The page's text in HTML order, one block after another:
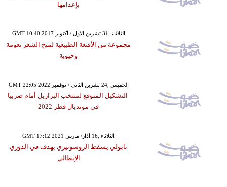
بإعدامها
GMT 10:40 2017 الثلاثاء ,31 تشرين الأول / أكتوبر
مجموعة من الأقنعة الطبيعية لمنح الشعر نعومة
وحيوية
GMT 22:05 2022 الخميس ,24 تشرين الثاني / نوفمبر
التشكيل المتوقع لمنتخب البرازيل أمام صربيا
في مونديال قطر 2022
GMT 17:12 2021 الثلاثاء ,16 آذار/ مارس
نابولي يسقط الروسونيري بهدف في الدوري
الإيطالي